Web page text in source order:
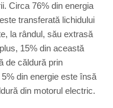
Circa 76% din energia
transferată lichidului
la rândul, său extrasă
15% din această
de căldură prin
din energie este însă
din motorul electric.